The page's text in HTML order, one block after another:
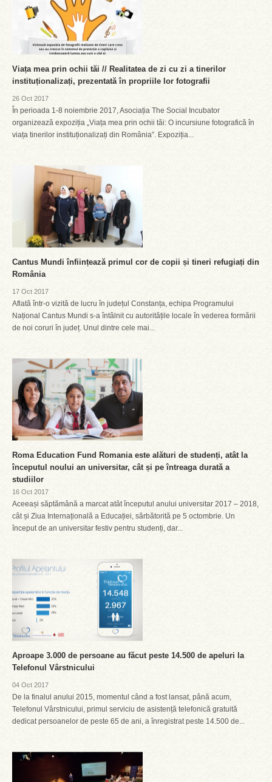
Viața mea prin ochii tăi // Realitatea de zi cu zi a tinerilor
instituționalizați, prezentată în propriile lor fotografii
26 Oct 2017
În perioada 1-8 noiembrie 2017, Asociația The Social Incubator
organizează expoziția „Viața mea prin ochii tăi: O incursiune fotografică în
viața tinerilor instituționalizați din România”. Expoziția...
Cantus Mundi înființează primul cor de copii și tineri refugiați din
România
17 Oct 2017
Aflată într-o vizită de lucru în județul Constanța, echipa Programului
Național Cantus Mundi s-a întâlnit cu autoritățile locale în vederea formării
de noi coruri în județ. Unul dintre cele mai...
Roma Education Fund Romania este alături de studenți, atât la
începutul noului an universitar, cât și pe întreaga durată a
studiilor
16 Oct 2017
Aceeași săptămână a marcat atât începutul anului universitar 2017 – 2018,
cât și Ziua Internațională a Educației, sărbătorită pe 5 octombrie. Un
început de an universitar festiv pentru studenți, dar...
Aproape 3.000 de persoane au făcut peste 14.500 de apeluri la
Telefonul Vârstnicului
04 Oct 2017
De la finalul anului 2015, momentul când a fost lansat, până acum,
Telefonul Vârstnicului, primul serviciu de asistență telefonică gratuită
dedicat persoanelor de peste 65 de ani, a înregistrat peste 14.500 de...